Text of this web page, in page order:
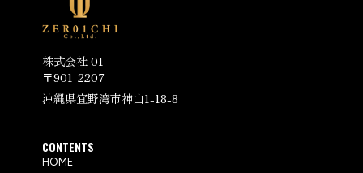
株式会社 01
〒901-2207
沖縄県宜野湾市神山1-18-8
CONTENTS
HOME